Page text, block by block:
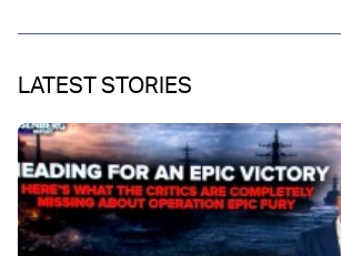
LATEST STORIES